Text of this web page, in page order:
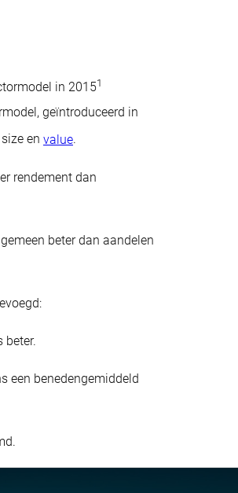
in 20151
geïntroduceerd in
en value.
rendement dan
beter dan aandelen
beter.
een benedengemiddeld